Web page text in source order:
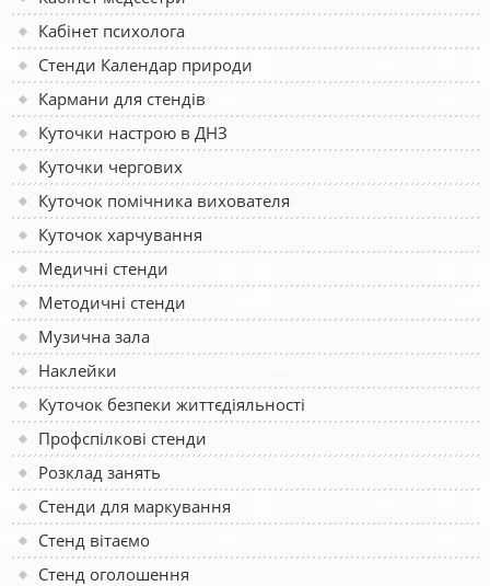
Кабінет психолога
Стенди Календар природи
Кармани для стендів
Куточки настрою в ДНЗ
Куточки чергових
Куточок помічника вихователя
Куточок харчування
Медичні стенди
Методичні стенди
Музична зала
Наклейки
Куточок безпеки життєдіяльності
Профспілкові стенди
Розклад занять
Стенди для маркування
Стенд вітаємо
Стенд оголошення